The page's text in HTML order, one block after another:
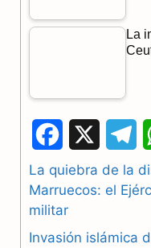
La
a
c
e
l
La quiebra de la
Marruecos: el
militar
Invasión islámica